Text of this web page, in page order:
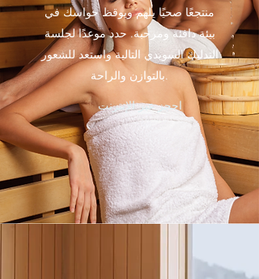
منتجعًا صحيًا يلهم ويوقظ حواسك في
بيئة دافئة ومرحبة. حدد موعدًا لجلسة
التدليك السويدي التالية واستعد للشعور
بالتوازن والراحة.
احجز عبر الإنترنت